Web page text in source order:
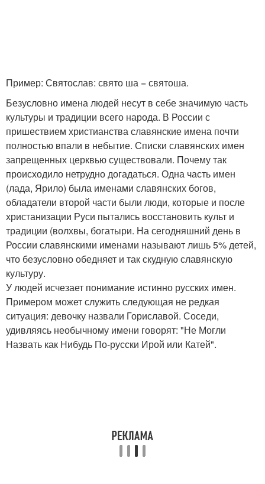
Пример: Святослав: свято ша = святоша.
Безусловно имена людей несут в себе значимую часть
культуры и традиции всего народа. В России с
пришествием христианства славянские имена почти
полностью впали в небытие. Списки славянских имен
запрещенных церквью существовали. Почему так
происходило нетрудно догадаться. Одна часть имен
(лада, Ярило) была именами славянских богов,
обладатели второй части были люди, которые и после
христанизации Руси пытались восстановить культ и
традиции (волхвы, богатыри. На сегодняшний день в
России славянскими именами называют лишь 5% детей,
что безусловно обедняет и так скудную славянскую
культуру.
У людей исчезает понимание истинно русских имен.
Примером может служить следующая не редкая
ситуация: девочку назвали Гориславой. Соседи,
удивляясь необычному имени говорят: "Не Могли
Назвать как Нибудь По-русски Ирой или Катей".